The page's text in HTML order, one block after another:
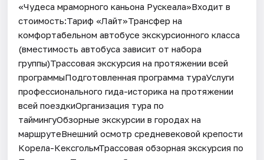
«Чудеса мраморного каньона Рускеала»Входит в
стоимость:Тариф «Лайт»Трансфер на
комфортабельном автобусе экскурсионного класса
(вместимость автобуса зависит от набора
группы)Трассовая экскурсия на протяжении всей
программыПодготовленная программа тураУслуги
профессионального гида-историка на протяжении
всей поездкиОрганизация тура по
таймингуОбзорные экскурсии в городах на
маршрутеВнешний осмотр средневековой крепости
Корела-КексгольмТрассовая обзорная экскурсия по